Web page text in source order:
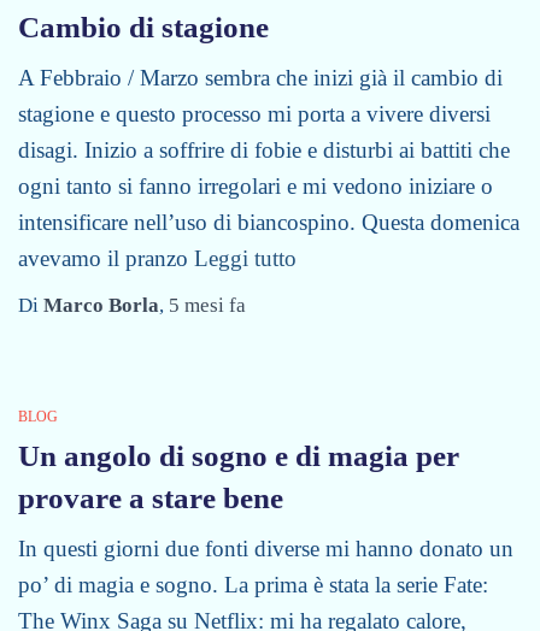
Cambio di stagione
A Febbraio / Marzo sembra che inizi già il cambio di
stagione e questo processo mi porta a vivere diversi
disagi. Inizio a soffrire di fobie e disturbi ai battiti che
ogni tanto si fanno irregolari e mi vedono iniziare o
intensificare nell’uso di biancospino. Questa domenica
avevamo il pranzo Leggi tutto
Di Marco Borla, 5 mesi fa
BLOG
Un angolo di sogno e di magia per
provare a stare bene
In questi giorni due fonti diverse mi hanno donato un
po’ di magia e sogno. La prima è stata la serie Fate:
The Winx Saga su Netflix: mi ha regalato calore,